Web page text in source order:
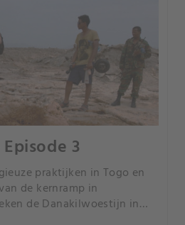
3
praktijken in Togo en
de kernramp in
de Danakilwoestijn in